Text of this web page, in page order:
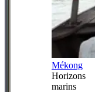
Mékong
Horizons
marins